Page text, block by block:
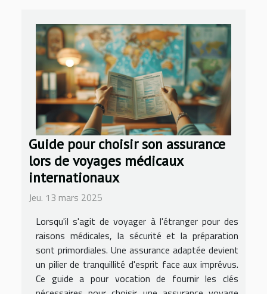
Guide pour choisir son assurance
lors de voyages médicaux
internationaux
Jeu. 13 mars 2025
Lorsqu'il s'agit de voyager à l'étranger pour des
raisons médicales, la sécurité et la préparation
sont primordiales. Une assurance adaptée devient
un pilier de tranquillité d'esprit face aux imprévus.
Ce guide a pour vocation de fournir les clés